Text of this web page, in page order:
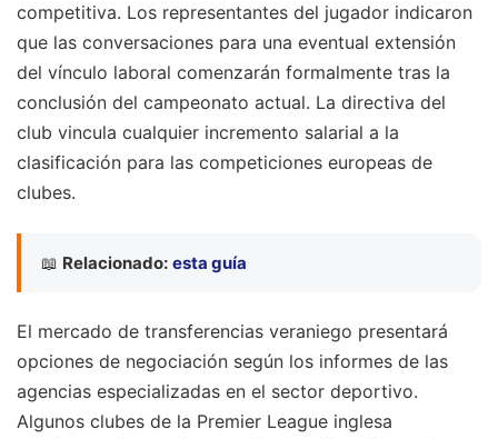
competitiva. Los representantes del jugador indicaron
que las conversaciones para una eventual extensión
del vínculo laboral comenzarán formalmente tras la
conclusión del campeonato actual. La directiva del
club vincula cualquier incremento salarial a la
clasificación para las competiciones europeas de
clubes.
📖 Relacionado: esta guía
El mercado de transferencias veraniego presentará
opciones de negociación según los informes de las
agencias especializadas en el sector deportivo.
Algunos clubes de la Premier League inglesa